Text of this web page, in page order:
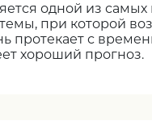
одной из
при которой
протекает с
хороший прогноз.